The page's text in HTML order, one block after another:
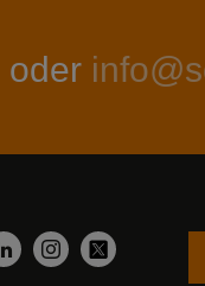
oder
LinkedInInstagram
Twitter